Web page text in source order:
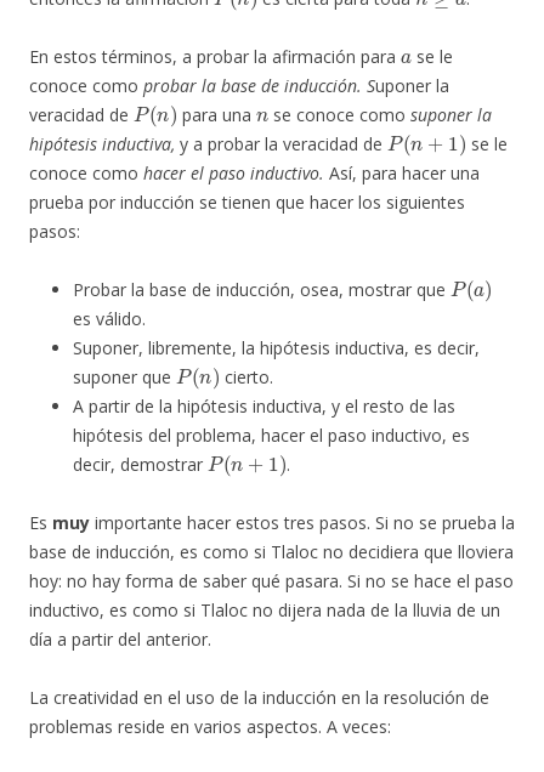
En estos términos, a probar la afirmación para
se le
conoce como probar la base de inducción. Suponer la
veracidad de
P(n)
para una
n
se conoce comosuponer la
hipótesis inductiva, y a probar la veracidad de
P(n+1)
se le
conoce como hacer el paso inductivo. Así, para hacer una
prueba por inducción se tienen que hacer los siguientes
pasos:
Probar la base de inducción, osea, mostrar que
P( a )
es válido.
Suponer, libremente, la hipótesis inductiva, es decir,
suponer que
P(n)
cierto.
A partir de la hipótesis inductiva, y el resto de las
hipótesis del problema, hacer el paso inductivo, es
decir, demostrar
P(n+1)
.
Es muy importante hacer estos tres pasos. Si no se prueba la
base de inducción, es como si Tlaloc no decidiera que lloviera
hoy: no hay forma de saber qué pasara. Si no se hace el paso
inductivo, es como si Tlaloc no dijera nada de la lluvia de un
día a partir del anterior.
La creatividad en el uso de la inducción en la resolución de
problemas reside en varios aspectos. A veces: